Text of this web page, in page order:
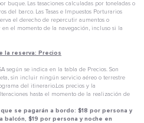
buque. Las tasaciones calculadas por toneladas o
del barco. Las Tasas e Impuestos Porturarios
el derecho de repercutir aumentos o
el momento de la navegación, incluso si la
la reserva: Precios
según se indica en la tabla de Precios. Son
sin incluir ningún servicio aéreo o terrestre
del itinerario.Los precios y la
hasta el momento de la realización de
se pagarán a bordo: $18 por persona y
$19 por persona y noche en